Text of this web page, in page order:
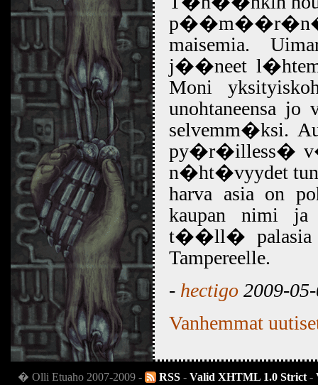
maisemia.
j��neet
Moni
unohtaneensa
selvemm�ksi.
py�r�illess�
n�ht�vyydet
harva asia on
kaupan nimi
t��ll� palasia
Tampereelle.
- hectigo 2009-
Vanhemmat
� Olli Etuaho 2007-2009 - RSS - Valid XHTML 1.0 Strict -